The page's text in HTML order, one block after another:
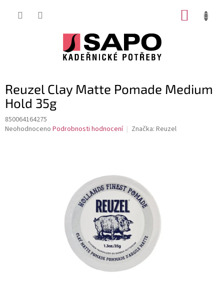
Reuzel Clay Matte Pomade Medium
Hold 35g
850064164275
Průměrné
Neohodnoceno Podrobnosti hodnocení Značka: Reuzel